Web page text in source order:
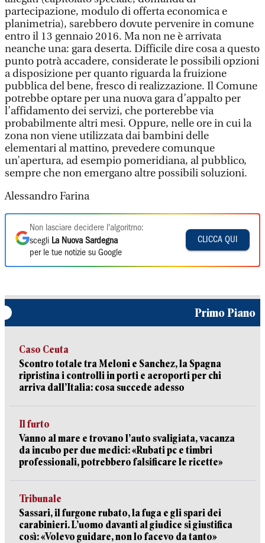
partecipazione, modulo di offerta economica e
planimetria), sarebbero dovute pervenire in comune
entro il 13 gennaio 2016. Ma non ne è arrivata
neanche una: gara deserta. Difficile dire cosa a questo
punto potrà accadere, considerate le possibili opzioni
a disposizione per quanto riguarda la fruizione
pubblica del bene, fresco di realizzazione. Il Comune
potrebbe optare per una nuova gara d’appalto per
l’affidamento dei servizi, che porterebbe via
probabilmente altri mesi. Oppure, nelle ore in cui la
zona non viene utilizzata dai bambini delle
elementari al mattino, prevedere comunque
un’apertura, ad esempio pomeridiana, al pubblico,
sempre che non emergano altre possibili soluzioni.
Alessandro Farina
Non lasciare decidere l'algoritmo:
scegli La Nuova Sardegna
per le tue notizie su Google
CLICCA QUI
Primo Piano
Caso Ceuta
Scontro totale tra Meloni e Sanchez, la Spagna
ripristina i controlli in porti e aeroporti per chi
arriva dall’Italia: cosa succede adesso
Il furto
Vanno al mare e trovano l’auto svaligiata, vacanza
da incubo per due medici: «Rubati pc e timbri
professionali, potrebbero falsificare le ricette»
Tribunale
Sassari, il furgone rubato, la fuga e gli spari dei
carabinieri. L’uomo davanti al giudice si giustifica
così: «Volevo guidare, non lo facevo da tanto»